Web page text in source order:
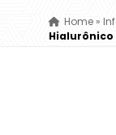
Home»
Hialurônico